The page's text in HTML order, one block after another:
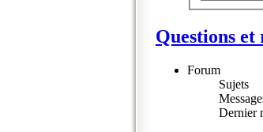
Questions et
Forum
Sujets
Dernier